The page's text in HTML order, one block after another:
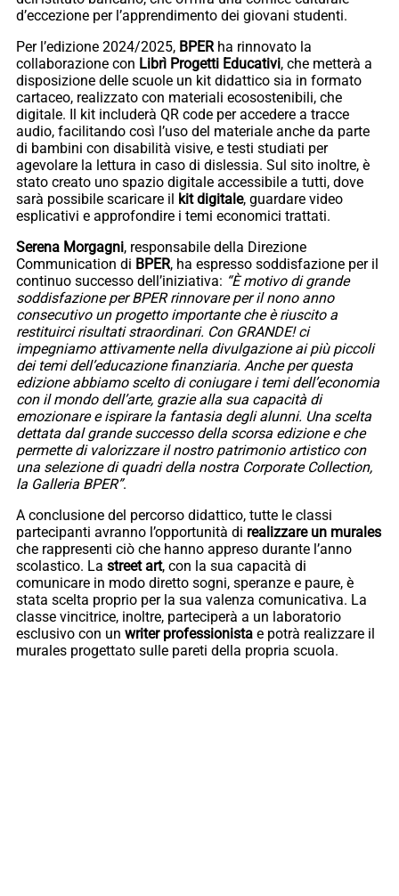
d’eccezione per l’apprendimento dei giovani studenti.
Per l’edizione 2024/2025, BPERha rinnovato la
collaborazione con Librì Progetti Educativi, che metterà a
disposizione delle scuole un kit didattico sia in formato
cartaceo, realizzato con materiali ecosostenibili, che
digitale. Il kit includerà QR code per accedere a tracce
audio, facilitando così l’uso del materiale anche da parte
di bambini con disabilità visive, e testi studiati per
agevolare la lettura in caso di dislessia. Sul sito inoltre, è
stato creato uno spazio digitale accessibile a tutti, dove
sarà possibile scaricare il kit digitale, guardare video
esplicativi e approfondire i temi economici trattati.
Serena Morgagni, responsabile della Direzione
Communication di BPER, ha espresso soddisfazione per il
continuo successo dell’iniziativa: “È motivo di grande
soddisfazione per BPER rinnovare per il nono anno
consecutivo un progetto importante che è riuscito a
restituirci risultati straordinari. Con GRANDE! ci
impegniamo attivamente nella divulgazione ai più piccoli
dei temi dell’educazione finanziaria. Anche per questa
edizione abbiamo scelto di coniugare i temi dell’economia
con il mondo dell’arte, grazie alla sua capacità di
emozionare e ispirare la fantasia degli alunni. Una scelta
dettata dal grande successo della scorsa edizione e che
permette di valorizzare il nostro patrimonio artistico con
una selezione di quadri della nostra Corporate Collection,
la Galleria BPER”.
A conclusione del percorso didattico, tutte le classi
partecipanti avranno l’opportunità di realizzare un murales
che rappresenti ciò che hanno appreso durante l’anno
scolastico. La street art, con la sua capacità di
comunicare in modo diretto sogni, speranze e paure, è
stata scelta proprio per la sua valenza comunicativa. La
classe vincitrice, inoltre, parteciperà a un laboratorio
esclusivo con un writer professionista e potrà realizzare il
murales progettato sulle pareti della propria scuola.